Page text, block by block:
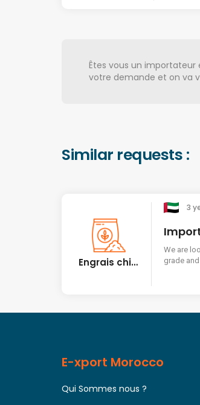
Êtes vous un importateur
votre demande et on va
Similar requests :
Engrais chimiques
3
We are
grade and purified
E-xport Morocco
Qui Sommes nous ?